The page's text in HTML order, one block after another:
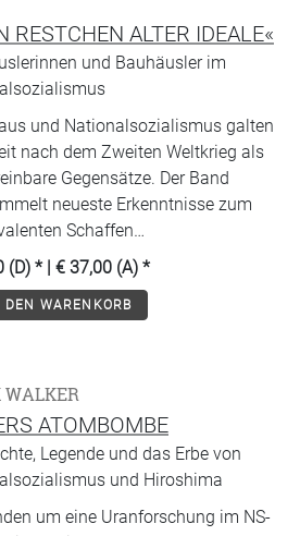
RESTCHEN ALTER IDEALE«
und Bauhäusler im
und Nationalsozialismus galten
nach dem Zweiten Weltkrieg als
Gegensätze. Der Band
neueste Erkenntnisse zum
Schaffen
nach 1933.
(D) * | € 37,00 (A) *
DEN WARENKORB
ATOMBOMBE
Legende und das Erbe von
und Hiroshima
um eine Uranforschung im NS-